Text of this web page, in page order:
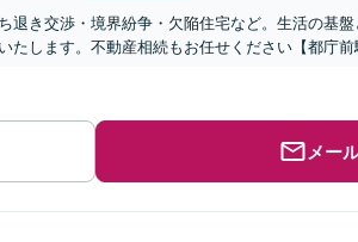
退き交渉・境界紛争・欠陥住宅など。生活の基
たします。不動産相続もお任せください【都庁前
メー